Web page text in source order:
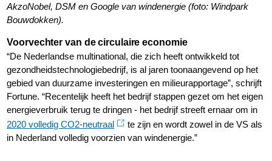
AkzoNobel, DSM en Google van windenergie (foto: Windpark
Bouwdokken).
Voorvechter van de circulaire economie
“De Nederlandse multinational, die zich heeft ontwikkeld tot
gezondheidstechnologiebedrijf, is al jaren toonaangevend op het
gebied van duurzame investeringen en milieurapportage”, schrijft
Fortune. “Recentelijk heeft het bedrijf stappen gezet om het eigen
energieverbruik terug te dringen - het bedrijf streeft ernaar om in
2020 volledig CO2-neutraal
te zijn en wordt zowel in de VS als
in Nederland volledig voorzien van windenergie.”